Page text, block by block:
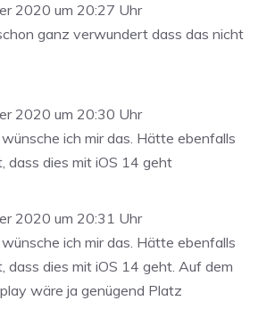
2020 um 20:27 Uhr
ganz verwundert dass das nicht
2020 um 20:30 Uhr
ich mir das. Hätte ebenfalls
dass dies mit iOS 14 geht
2020 um 20:31 Uhr
ich mir das. Hätte ebenfalls
dass dies mit iOS 14 geht. Auf dem
wäre ja genügend Platz